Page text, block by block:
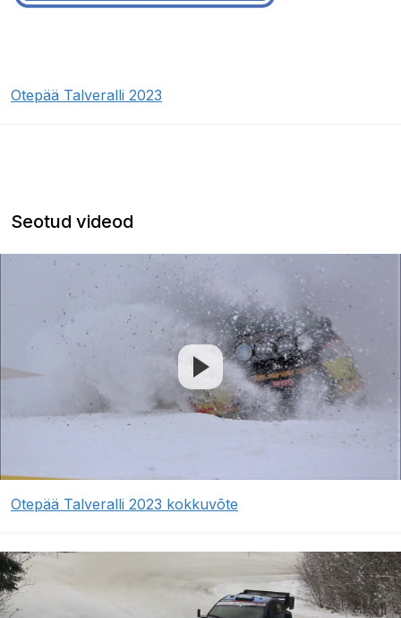
Otepää Talveralli 2023
Seotud videod
Otepää Talveralli 2023 kokkuvõte